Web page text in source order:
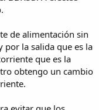
de alimentación sin
por la salida que es la
que es la
obtengo un cambio